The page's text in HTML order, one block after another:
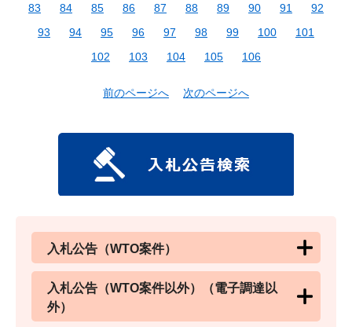
83
84 85 86 87 88 89 90 91
92
93
94 95 96 97 98 99 100
101
102
103 104 105 106
前のページへ 次のページへ
入札公告（WTO案件）
入札公告（WTO案件以外）（電子調達以
外）